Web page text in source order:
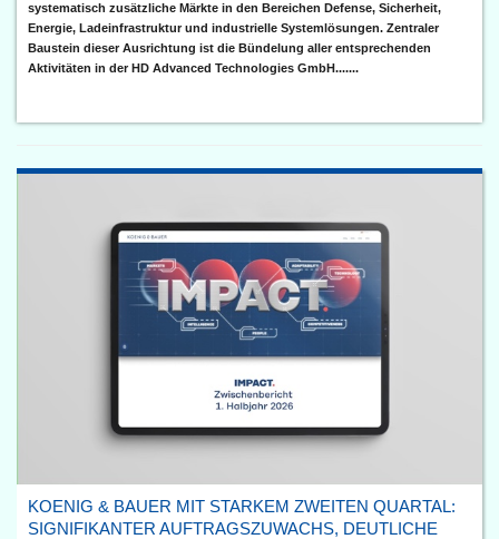
systematisch zusätzliche Märkte in den Bereichen Defense, Sicherheit,
Energie, Ladeinfrastruktur und industrielle Systemlösungen. Zentraler
Baustein dieser Ausrichtung ist die Bündelung aller entsprechenden
Aktivitäten in der HD Advanced Technologies GmbH.......
KOENIG & BAUER MIT STARKEM ZWEITEN QUARTAL:
SIGNIFIKANTER AUFTRAGSZUWACHS, DEUTLICHE